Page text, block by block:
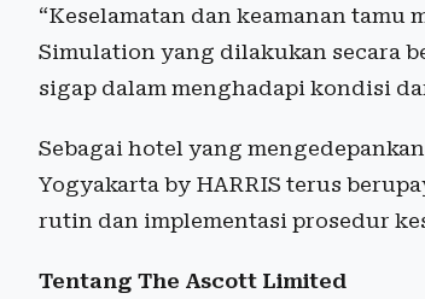
“Keselamatan dan keamanan
Simulation yang dilakukan secara
sigap dalam menghadapi kondisi
Sebagai hotel yang
Yogyakarta by HARRIS terus
rutin dan implementasi prosedur
Tentang The Ascott Limited